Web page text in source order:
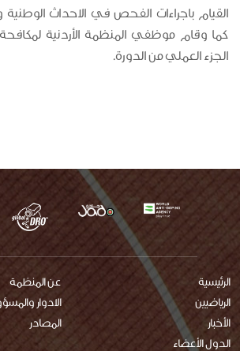
القيام باجراءات الفحص في الاحداث الوطنية
كما وقام موظفي المنظمة الأردنية
الجزء العملي من الدورة.
main
menu
الرئيسية
عن المنظمة
الرياضيين
الادوار
الأخبار
المصادر
الدول الأعضاء